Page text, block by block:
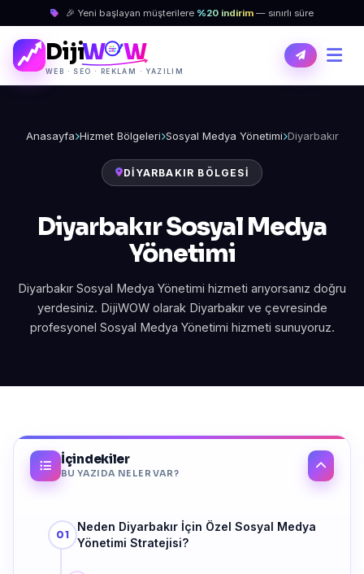
🎉 Yeni başlayan müşterilere %20 indirim — sınırlı süre
DijiW W
WEB · SEO · REKLAM · YAZILIM
Anasayfa Hizmet Bölgeleri Sosyal Medya Yönetimi Diyarbakır
DIYARBAKIR BÖLGESI
Diyarbakır Sosyal Medya
Yönetimi
Diyarbakır Sosyal Medya Yönetimi hizmeti arıyorsanız doğru
yerdesiniz. DijiWOW olarak Diyarbakır ve çevresinde
profesyonel Sosyal Medya Yönetimi hizmeti sunuyoruz.
İçindekiler
BU YAZIDA NELER VAR?
Neden Diyarbakır İçin Özel Sosyal Medya
Yönetimi Stratejisi?